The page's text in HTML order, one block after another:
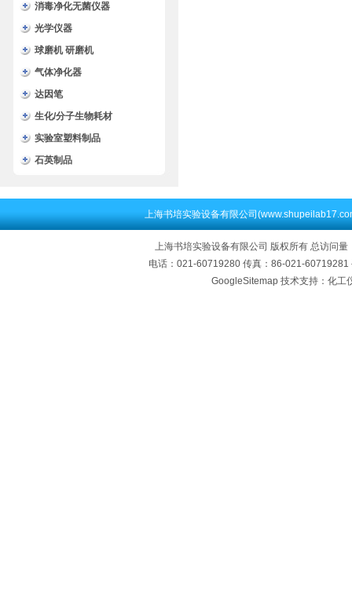
消毒净化无菌仪器
光学仪器
球磨机 研磨机
气体净化器
达因笔
生化/分子生物耗材
实验室塑料制品
石英制品
上海书培实验设备有限公司
上海书培实验设备有限公司 版权所有 总访问量
电话：021-60719280 传真：86-021-
GoogleSitemap技术支持：化工